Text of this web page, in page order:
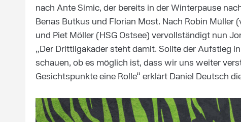
nach Ante Simic, der bereits in der Winterpause
Benas Butkus und Florian Most. Nach Robin Müller
und Piet Möller (HSG Ostsee) vervollständigt nun
„Der Drittligakader steht damit. Sollte der Aufstieg
schauen, ob es möglich ist, dass wir uns weiter
Gesichtspunkte eine Rolle“ erklärt Daniel Deutsch